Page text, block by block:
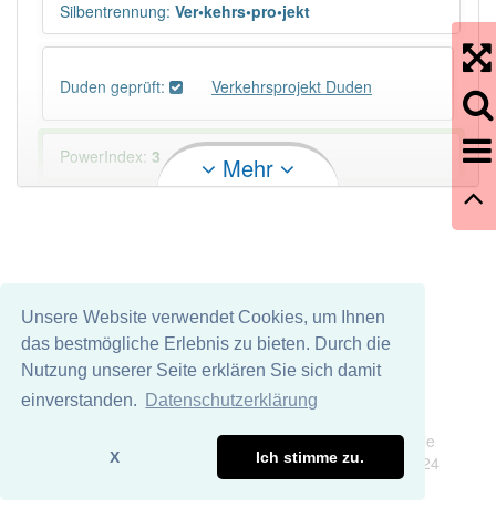
Unsere Website verwendet Cookies, um Ihnen
das bestmögliche Erlebnis zu bieten. Durch die
Nutzung unserer Seite erklären Sie sich damit
einverstanden.
Datenschutzerklärung
X Ich stimme zu.
Silbentrennung: Ver•kehrs•pro•jekt
Duden geprüft: Verkehrsprojekt Duden
PowerIndex: 3
Wörter mit Endung -verkehrsprojektaber mit einem
anderen Artikeldas: 0
Das Wort wird häufig verwendet im Bereich
Mehr
Wir übernehmen keine Garantie und keine Haftung für die
Richtigkeit und Vollständigkeit dieser Seite. DDDEasy 2024